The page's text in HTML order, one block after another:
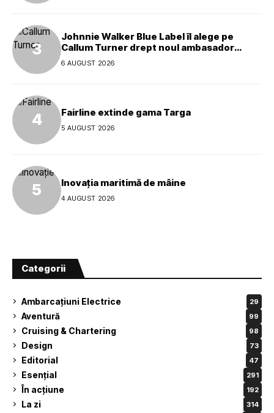
Johnnie Walker Blue Label îl alege pe
Callum Turner drept noul ambasador
global al mărcii
6 AUGUST 2026
Fairline extinde gama Targa
5 AUGUST 2026
Inovația maritimă de mâine
4 AUGUST 2026
Categorii
Ambarcațiuni Electrice 29
Aventură 99
Cruising & Chartering 98
Design 73
Editorial 47
Esențial 291
În acțiune 192
La zi 314